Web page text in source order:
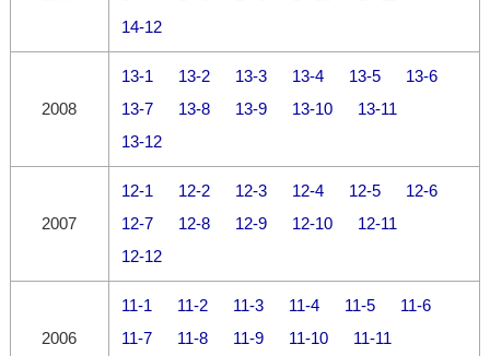
14-12
2008
13-1 13-2 13-3 13-4 13-5
13-6
13-7
13-8 13-9 13-10
13-11
13-12
2007
12-1 12-2 12-3 12-4 12-5
12-6
12-7
12-8 12-9 12-10
12-11
12-12
2006
11-1 11-2 11-3 11-4 11-5
11-6
11-7
11-8 11-9 11-10
11-11